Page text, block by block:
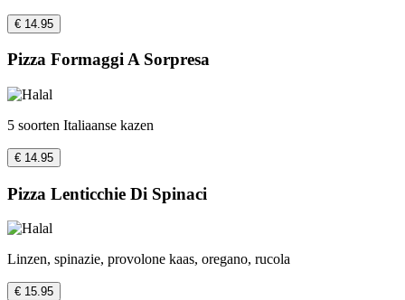
€ 14.95
Pizza Formaggi A Sorpresa
5 soorten Italiaanse kazen
€ 14.95
Pizza Lenticchie Di Spinaci
Linzen, spinazie, provolone kaas, oregano, rucola
€ 15.95